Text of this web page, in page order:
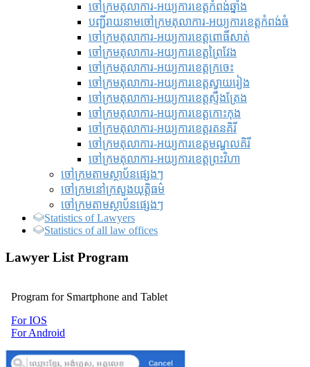
ចៅក្រមតុលាការ-អយ្យការខេត្តកំពង់ឆ្នាំង
បញ្ជីរាយនាមចៅក្រមតុលាការ-អយ្យការខេត្តកំពង់ធំ
ចៅក្រមតុលាការ-អយ្យការខេត្តពោធិ៍សាត់
ចៅក្រមតុលាការ-អយ្យការខេត្តព្រៃវែង
ចៅក្រមតុលាការ-អយ្យការខេត្តក្រចេះ
ចៅក្រមតុលាការ-អយ្យការខេត្តស្វាយរៀង
ចៅក្រមតុលាការ-អយ្យការខេត្តស្ទឹងត្រែង
ចៅក្រមតុលាការ-អយ្យការខេត្តកោះកុង
ចៅក្រមតុលាការ-អយ្យការខេត្តរតនគិរី
ចៅក្រមតុលាការ-អយ្យការខេត្តមណ្ឌលគិរី
ចៅក្រមតុលាការ-អយ្យការខេត្តព្រះវិហា
ចៅក្រមតាមស្ថាប័នផ្សេងៗ
ចៅក្រមនៅក្រសួងយុត្តិធម៌
ចៅក្រមតាមស្ថាប័នផ្សេងៗ
Statistics of Lawyers
Statistics of all law offices
Lawyer List Program
Program for Smartphone and Tablet
For IOS
For Android